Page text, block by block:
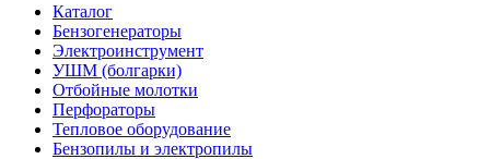
Каталог
Бензогенераторы
Электроинструмент
УШМ (болгарки)
Отбойные молотки
Перфораторы
Тепловое оборудование
Бензопилы и электропилы